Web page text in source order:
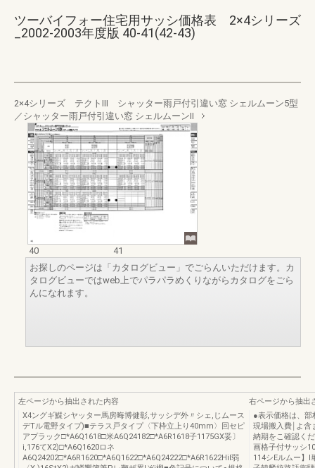
ツーバイフォー住宅用サッシ価格表 2×4シリーズ
_2002-2003年度版 40-41(42-43)
2×4シリーズ テクトⅢ シャッター雨戸付引違い窓 シェルムーン5型
／シャッター雨戸付引違い窓 シェルムーンⅡ
40
41
お探しのページは「カタログビュー」でごらんいただけます。カ
タログビューではweb上でパラパラめくりながらカタログをごら
んになれます。
左ページから抽出された内容
X4ングギ鰈シヤッター馬房晦博健彰,サッシデ外〃シェ,じムース
デTル電野タイプ)■テラス戸タイプ〈下枠立上り40mm〉回セピ
アプラック□*A6Q1618□米A6Q24182□*A6R1618子1175GX妥〕
i,176てX2)□*A6Q1620ロネ
A6Q24202□*A6R1620□*A6Q1622□*A6Q24222□*A6R1622Hil弱
右ページから抽出
●表示価格は、部
現場搬入費￨よ
納期をこ確認く
画格子付サッシ
114シEルムー】